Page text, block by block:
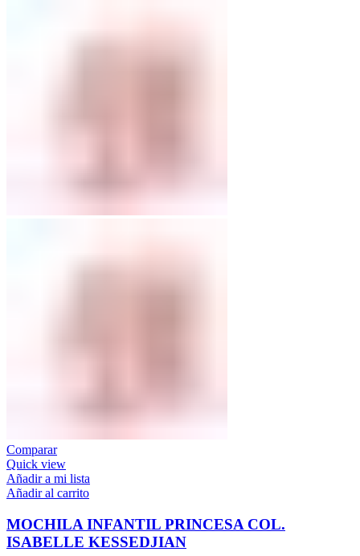
Comparar
Quick view
Añadir a mi lista
Añadir al carrito
MOCHILA INFANTIL PRINCESA COL.
ISABELLE KESSEDJIAN